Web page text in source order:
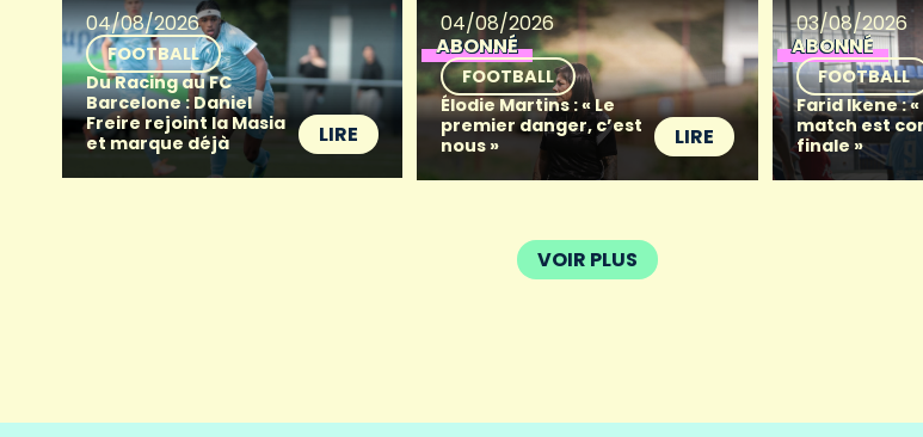
04/08/2026
FOOTBALL
Du Racing au FC
Barcelone : Daniel
Freire rejoint la Masia
et marque déjà
LIRE
04/08/2026
ABONNÉ
FOOTBALL
Élodie Martins : « Le
premier danger, c’est
nous »
LIRE
03/08/2026
ABONNÉ
FOOTBALL
Farid Ikene :
match est
finale »
VOIR PLUS